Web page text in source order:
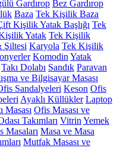
Gardırop Bez Gardırop
Baza Tek Kişilik Baza
Kişilik Yatak Başlığı Tek
Yatak Tek Kişilik
Şiltesi Karyola Tek Kişilik
Komodin Yatak
Takı Dolabı Sandık Paravan
ve Bilgisayar Masası
Sandalyeleri Keson Ofis
Ayaklı Küllükler Laptop
Masası Ofis Masası ve
Takımları Vitrin Yemek
Masaları Masa ve Masa
Mutfak Masası ve